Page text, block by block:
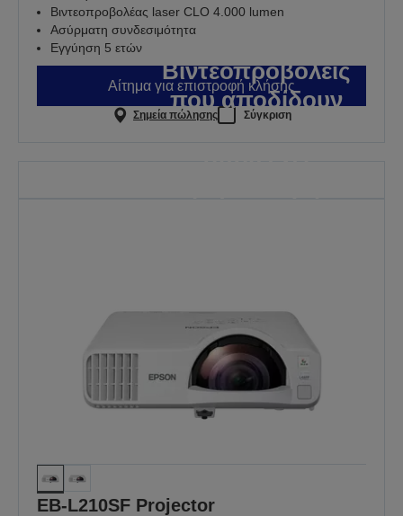
Βιντεοπροβολέας laser CLO 4.000 lumen
Ασύρματη συνδεσιμότητα
Εγγύηση 5 ετών
Αίτημα για επιστροφή κλήσης
Σημεία πώλησης Σύγκριση
Βιντεοπροβολείς
που αποδίδουν
εκεί
EB-L210SF Projector